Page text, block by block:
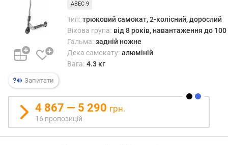
Запитати
ABEC 9
Тип: трюковий самокат, 2-колісний, дорослий
Вікова група: від 8 років, навантаження до 100
Гальма: задній ножне
Дека самокату: алюміній
Вага: 4.3 кг
4 867 — 5 290 грн.
16 пропозицій